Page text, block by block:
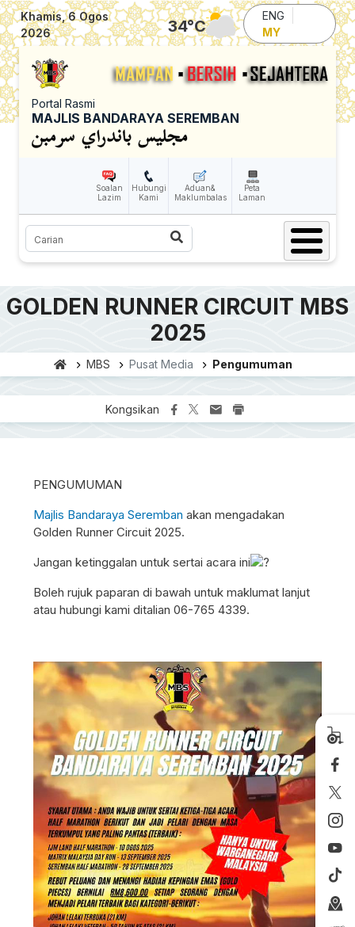
Skip to main content
Khamis, 6 Ogos
2026
34°C
ENG
MY
Portal Rasmi
MAJLIS BANDARAYA SEREMBAN
Soalan
Lazim
Hubungi
Kami
Aduan&
Maklumbalas
Peta
Laman
Carian
GOLDEN RUNNER CIRCUIT MBS
2025
MBS Pusat Media Pengumuman
Kongsikan
PENGUMUMAN
Majlis Bandaraya Seremban akan mengadakan
Golden Runner Circuit 2025.
Jangan ketinggalan untuk sertai acara ini
Boleh rujuk paparan di bawah untuk maklumat lanjut
atau hubungi kami ditalian 06-765 4339.